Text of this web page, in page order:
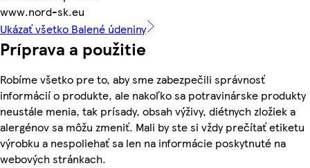
www.nord-sk.eu
Ukázať všetko Balené údeniny
Príprava a použitie
Robíme všetko pre to, aby sme zabezpečili správnosť
informácií o produkte, ale nakoľko sa potravinárske produkty
neustále menia, tak prísady, obsah výživy, diétnych zložiek a
alergénov sa môžu zmeniť. Mali by ste si vždy prečítať etiketu
výrobku a nespoliehať sa len na informácie poskytnuté na
webových stránkach.